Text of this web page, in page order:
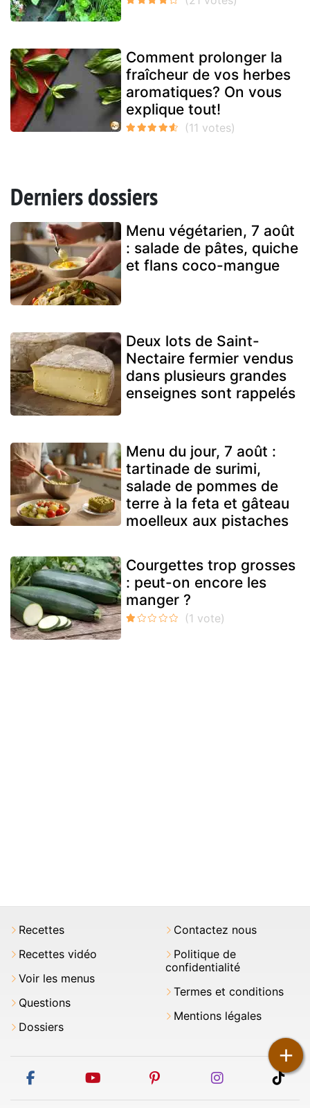
Comment prolonger la
fraîcheur de vos herbes
aromatiques? On vous
explique tout!
Derniers dossiers
Menu végétarien, 7 août
: salade de pâtes, quiche
et flans coco-mangue
Deux lots de Saint-
Nectaire fermier vendus
dans plusieurs grandes
enseignes sont rappelés
Menu du jour, 7 août :
tartinade de surimi,
salade de pommes de
terre à la feta et gâteau
moelleux aux pistaches
Courgettes trop grosses
: peut-on encore les
manger ?
+
Recettes
Recettes vidéo
Voir les menus
Questions
Dossiers
Contactez nous
Politique de
confidentialité
Termes et conditions
Mentions légales
facebook youtube pinterest instagram